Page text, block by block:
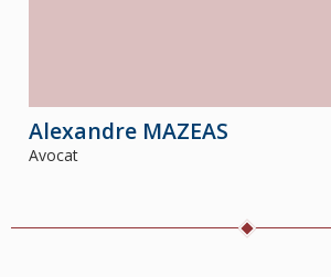
Alexandre MAZEAS
Avocat